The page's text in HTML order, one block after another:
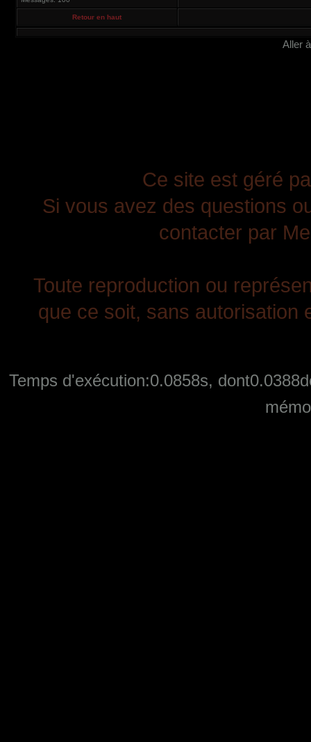
Retour en haut
Aller
Ce site est géré
Si vous avez des questions
contacter par
Toute reproduction ou
que ce soit, sans autorisation
Temps d'exécution:0.0858s,